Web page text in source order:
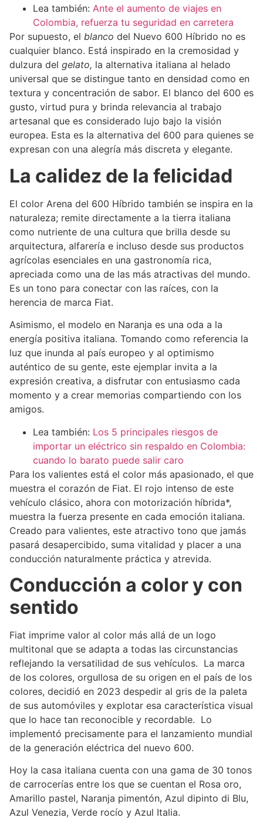
Lea también: Ante el aumento de viajes en
Colombia, refuerza tu seguridad en carretera
Por supuesto, el blanco del Nuevo 600 Híbrido no es
cualquier blanco. Está inspirado en la cremosidad y
dulzura del gelato, la alternativa italiana al helado
universal que se distingue tanto en densidad como en
textura y concentración de sabor. El blanco del 600 es
gusto, virtud pura y brinda relevancia al trabajo
artesanal que es considerado lujo bajo la visión
europea. Esta es la alternativa del 600 para quienes se
expresan con una alegría más discreta y elegante.
La calidez de la felicidad
El color Arena del 600 Híbrido también se inspira en la
naturaleza; remite directamente a la tierra italiana
como nutriente de una cultura que brilla desde su
arquitectura, alfarería e incluso desde sus productos
agrícolas esenciales en una gastronomía rica,
apreciada como una de las más atractivas del mundo.
Es un tono para conectar con las raíces, con la
herencia de marca Fiat.
Asimismo, el modelo en Naranja es una oda a la
energía positiva italiana. Tomando como referencia la
luz que inunda al país europeo y al optimismo
auténtico de su gente, este ejemplar invita a la
expresión creativa, a disfrutar con entusiasmo cada
momento y a crear memorias compartiendo con los
amigos.
Lea también: Los 5 principales riesgos de
importar un eléctrico sin respaldo en Colombia:
cuando lo barato puede salir caro
Para los valientes está el color más apasionado, el que
muestra el corazón de Fiat. El rojo intenso de este
vehículo clásico, ahora con motorización híbrida*,
muestra la fuerza presente en cada emoción italiana.
Creado para valientes, este atractivo tono que jamás
pasará desapercibido, suma vitalidad y placer a una
conducción naturalmente práctica y atrevida.
Conducción a color y con
sentido
Fiat imprime valor al color más allá de un logo
multitonal que se adapta a todas las circunstancias
reflejando la versatilidad de sus vehículos. La marca
de los colores, orgullosa de su origen en el país de los
colores, decidió en 2023 despedir al gris de la paleta
de sus automóviles y explotar esa característica visual
que lo hace tan reconocible y recordable. Lo
implementó precisamente para el lanzamiento mundial
de la generación eléctrica del nuevo 600.
Hoy la casa italiana cuenta con una gama de 30 tonos
de carrocerías entre los que se cuentan el Rosa oro,
Amarillo pastel, Naranja pimentón, Azul dipinto di Blu,
Azul Venezia, Verde rocío y Azul Italia.